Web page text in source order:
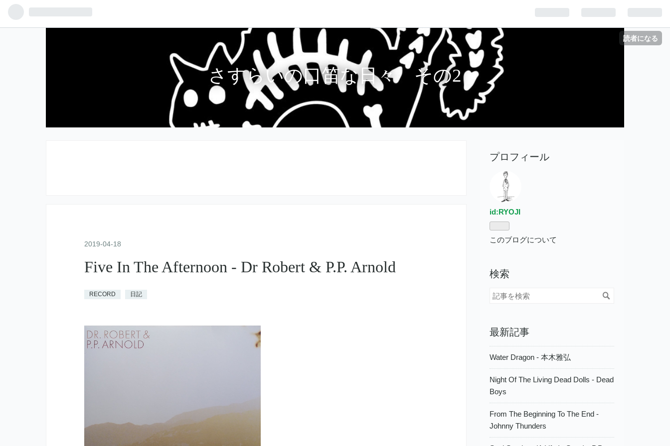
読者になる
さすらいの口笛な日々 その2
2019-04-18
Five In The Afternoon - Dr Robert & P.P. Arnold
RECORD 日記
プロフィール
id:RYOJI
このブログについて
検索
最新記事
Water Dragon - 本木雅弘
Night Of The Living Dead Dolls - Dead
Boys
From The Beginning To The End -
Johnny Thunders